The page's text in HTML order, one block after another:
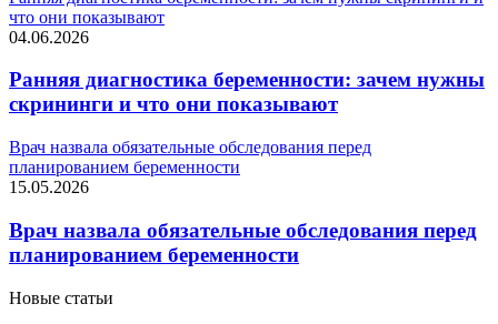
что они показывают
04.06.2026
Ранняя диагностика беременности: зачем нужны
скрининги и что они показывают
Врач назвала обязательные обследования перед
планированием беременности
15.05.2026
Врач назвала обязательные обследования перед
планированием беременности
Новые статьи